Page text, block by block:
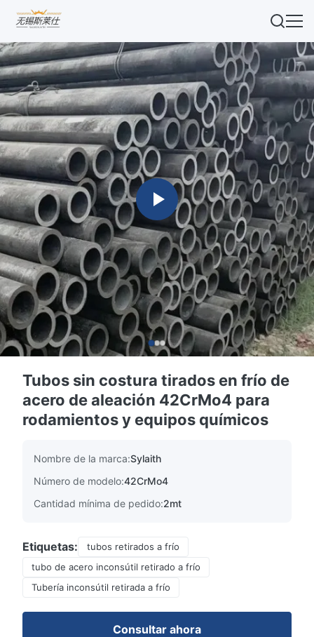
Tubos sin costura tirados en frío de
acero de aleación 42CrMo4 para
rodamientos y equipos químicos
Nombre de la marca:Sylaith
Número de modelo:42CrMo4
Cantidad mínima de pedido:2mt
Etiquetas:
tubos retirados a frío
tubo de acero inconsútil retirado a frío
Tubería inconsútil retirada a frío
Consultar ahora